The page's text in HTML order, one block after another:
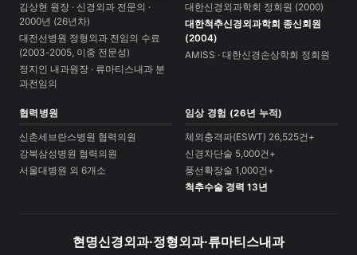
김상현 원장 · 신경외과 전문의 ·
2000년 (26년차)
대전선병원 정형외과 전임의 수료
(2003-2005, 이중 전문성)
정지인 내과원장 · 류마티스내과 분
과전임의
대한신경외과학회 정회원 (2000)
대한척추신경외과학회 종신회원
(2004)
AMISS · 대한신경손상학회 정회원
협력병원
신촌세브란스병원 협력의원
강북삼성병원 협력의원
서울대병원 외 6개소
임상 경험 (26년 누적)
체외충격파(ESWT) 26,525건+
신경차단술 5,000건+
풍선확장술 1,000건+
척추수술 경력 13년
현명신경외과·정형외과·류마티스내과